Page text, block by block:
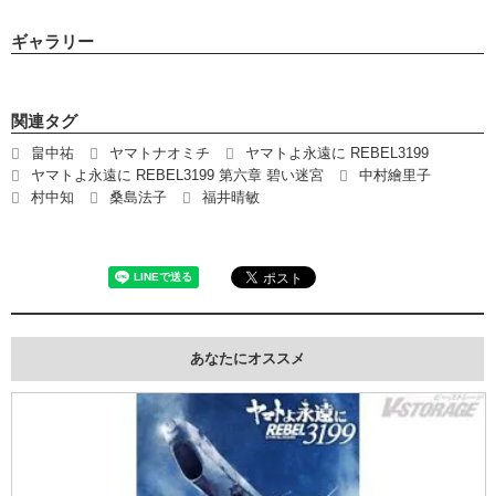
ギャラリー
関連タグ
畠中祐 ヤマトナオミチ
ヤマトよ永遠に REBEL3199
ヤマトよ永遠に REBEL3199 第六章 碧い迷宮
中村繪里子
村中知
桑島法子 福井晴敏
あなたにオススメ